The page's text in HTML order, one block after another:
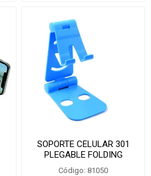
SOPORTE CELULAR 301
PLEGABLE FOLDING
BRACKET
Código: 81050